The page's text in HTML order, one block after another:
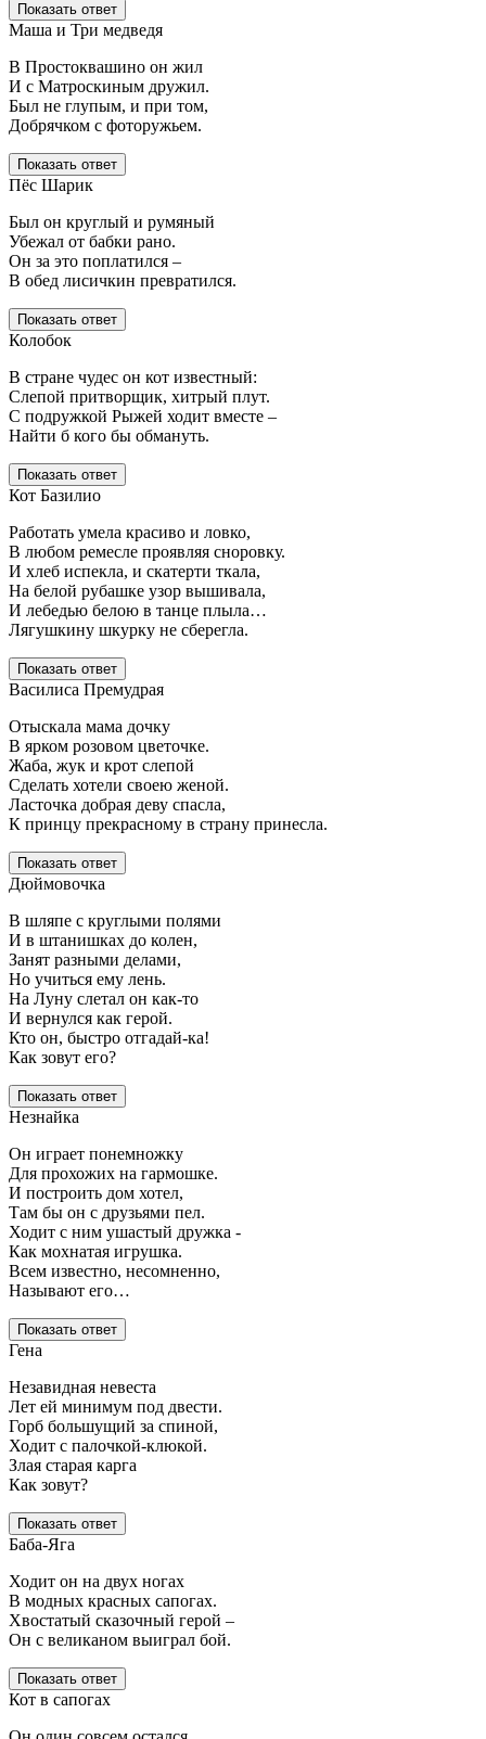
Показать ответ
Маша и Три медведя
В Простоквашино он жил
И с Матроскиным дружил.
Был не глупым, и при том,
Добрячком с фоторужьем.
Показать ответ
Пёс Шарик
Был он круглый и румяный
Убежал от бабки рано.
Он за это поплатился –
В обед лисичкин превратился.
Показать ответ
Колобок
В стране чудес он кот известный:
Слепой притворщик, хитрый плут.
С подружкой Рыжей ходит вместе –
Найти б кого бы обмануть.
Показать ответ
Кот Базилио
Работать умела красиво и ловко,
В любом ремесле проявляя сноровку.
И хлеб испекла, и скатерти ткала,
На белой рубашке узор вышивала,
И лебедью белою в танце плыла…
Лягушкину шкурку не сберегла.
Показать ответ
Василиса Премудрая
Отыскала мама дочку
В ярком розовом цветочке.
Жаба, жук и крот слепой
Сделать хотели своею женой.
Ласточка добрая деву спасла,
К принцу прекрасному в страну принесла.
Показать ответ
Дюймовочка
В шляпе с круглыми полями
И в штанишках до колен,
Занят разными делами,
Но учиться ему лень.
На Луну слетал он как-то
И вернулся как герой.
Кто он, быстро отгадай-ка!
Как зовут его?
Показать ответ
Незнайка
Он играет понемножку
Для прохожих на гармошке.
И построить дом хотел,
Там бы он с друзьями пел.
Ходит с ним ушастый дружка -
Как мохнатая игрушка.
Всем известно, несомненно,
Называют его…
Показать ответ
Гена
Незавидная невеста
Лет ей минимум под двести.
Горб большущий за спиной,
Ходит с палочкой-клюкой.
Злая старая карга
Как зовут?
Показать ответ
Баба-Яга
Ходит он на двух ногах
В модных красных сапогах.
Хвостатый сказочный герой –
Он с великаном выиграл бой.
Показать ответ
Кот в сапогах